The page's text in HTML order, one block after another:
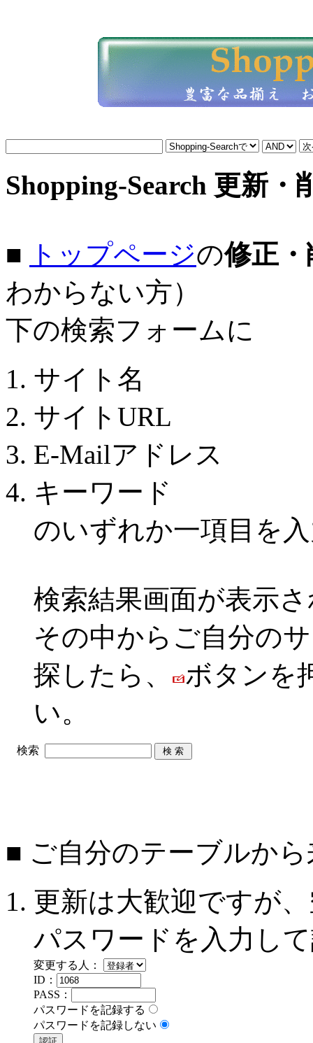
Shopping-Search 更新・
■ トップページの修正・
わからない方）
下の検索フォームに
サイト名
サイトURL
E-Mailアドレス
キーワード
のいずれか一項目を
検索結果画面が表示
その中からご自分の
探したら、
ボタンを
い。
検索
■ ご自分のテーブルか
更新は大歓迎ですが
パスワードを入力し
変更する人：
ID：
PASS：
パスワードを記録する
パスワードを記録しない